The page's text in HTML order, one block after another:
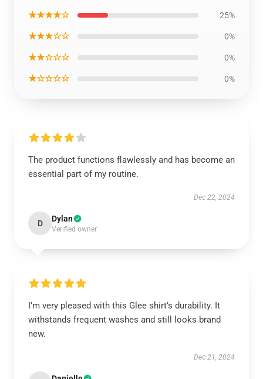
★★★★☆ 25%
★★★☆☆ 0%
★★☆☆☆ 0%
★☆☆☆☆ 0%
The product functions flawlessly and has become an
essential part of my routine.
Dec 22, 2024
D Dylan
Verified owner
I’m very pleased with this Glee shirt’s durability. It
withstands frequent washes and still looks brand
new.
Dec 21, 2024